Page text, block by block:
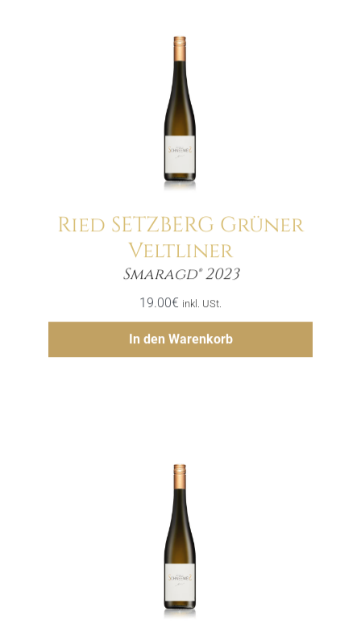
Ried SETZBERG Grüner
Veltliner
Smaragd® 2023
19.00€ inkl. USt.
In den Warenkorb
Menge
Hinzufügen